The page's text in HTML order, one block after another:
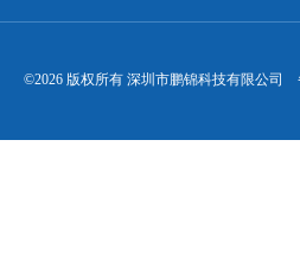
©2026 版权所有 深圳市鹏锦科技有限公司